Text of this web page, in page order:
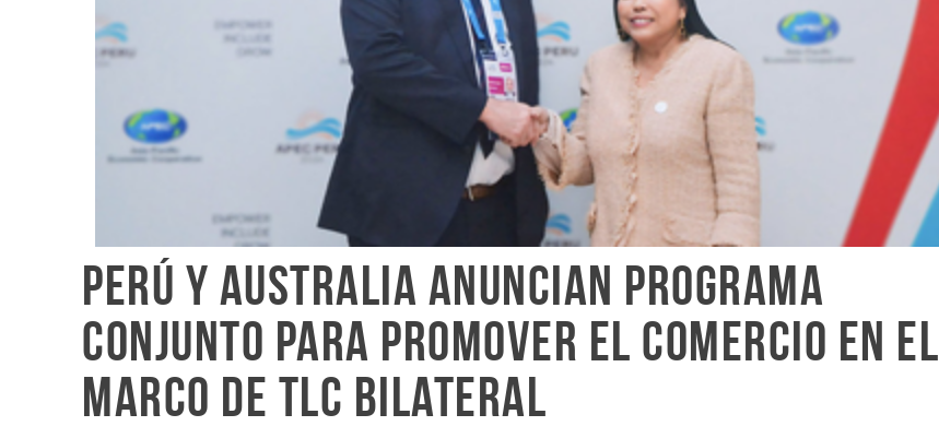
Perú y Australia anuncian programa
conjunto para promover el comercio en el
marco de TLC bilateral